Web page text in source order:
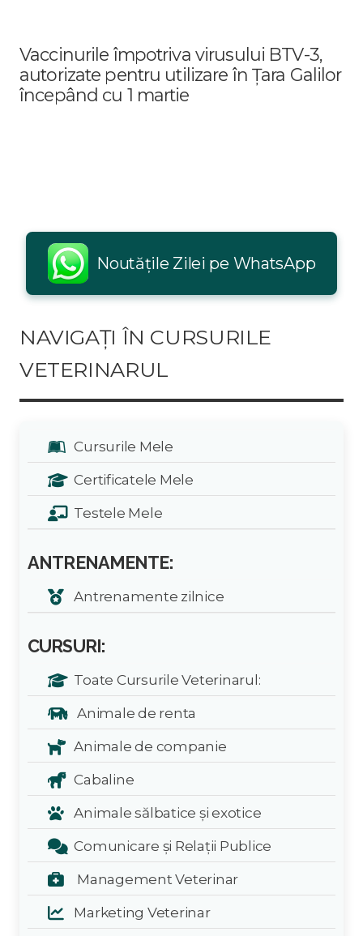
Vaccinurile împotriva virusului BTV-3,
autorizate pentru utilizare în Țara Galilor
începând cu 1 martie
Noutățile Zilei pe WhatsApp
NAVIGAȚI ÎN CURSURILE
VETERINARUL
Cursurile Mele
Certificatele Mele
Testele Mele
ANTRENAMENTE:
Antrenamente zilnice
CURSURI:
Toate Cursurile Veterinarul:
Animale de renta
Animale de companie
Cabaline
Animale sălbatice și exotice
Comunicare și Relații Publice
Management Veterinar
Marketing Veterinar